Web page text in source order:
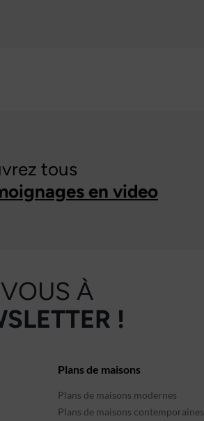
tous
en video
À
!
Plans de maisons
Plans de maisons modernes
Plans de maisons contemporaines